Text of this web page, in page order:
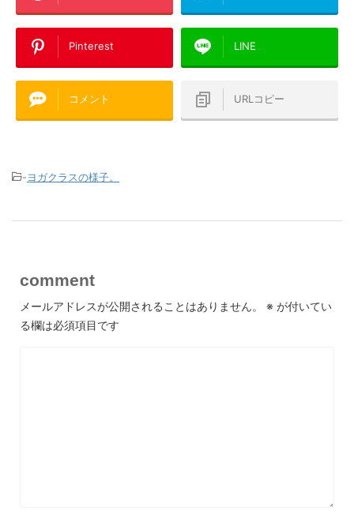
Pinterest LINE
コメント URLコピー
-ヨガクラスの様子。
comment
メールアドレスが公開されることはありません。 ※ が付いてい
る欄は必須項目です